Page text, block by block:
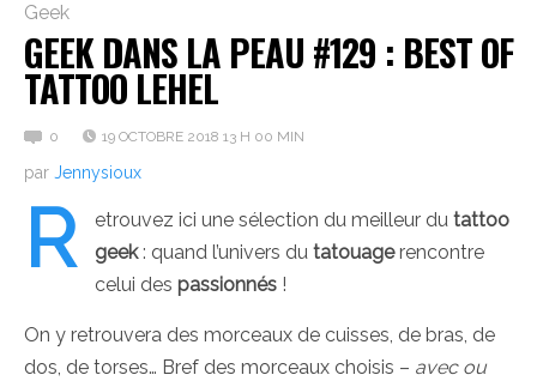
Geek
GEEK DANS LA PEAU #129 : BEST OF
TATTOO LEHEL
0 19 OCTOBRE 2018 13 H 00 MIN
par Jennysioux
R etrouvez ici une sélection du meilleur du tattoo
geek: quand l’univers du tatouagerencontre
celui des passionnés !
On y retrouvera des morceaux de cuisses, de bras, de
dos, de torses… Bref des morceaux choisis – avec ou